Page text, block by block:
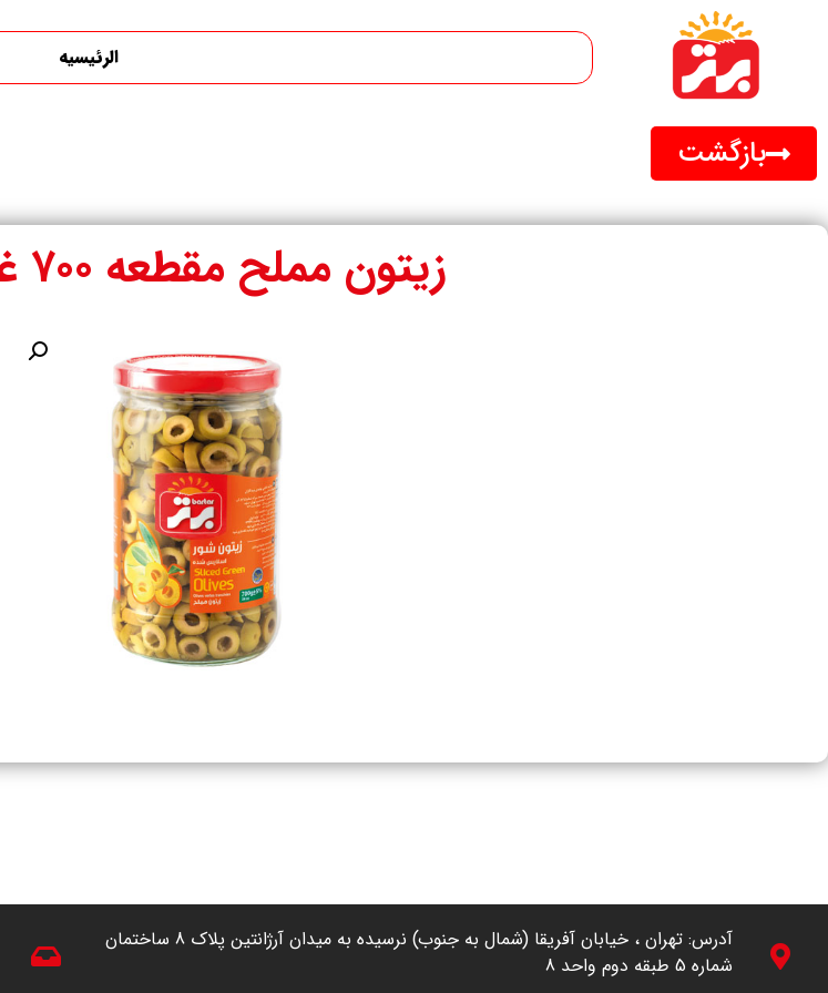
الرئیسیه
بازگشت
زیتون مملح مقطعه ۷۰۰ غرام
آدرس: تهران ، خیابان آفریقا (شمال به جنوب) نرسیده به میدان آرژانتین پلاک 8 ساختمان
شماره 5 طبقه دوم واحد 8